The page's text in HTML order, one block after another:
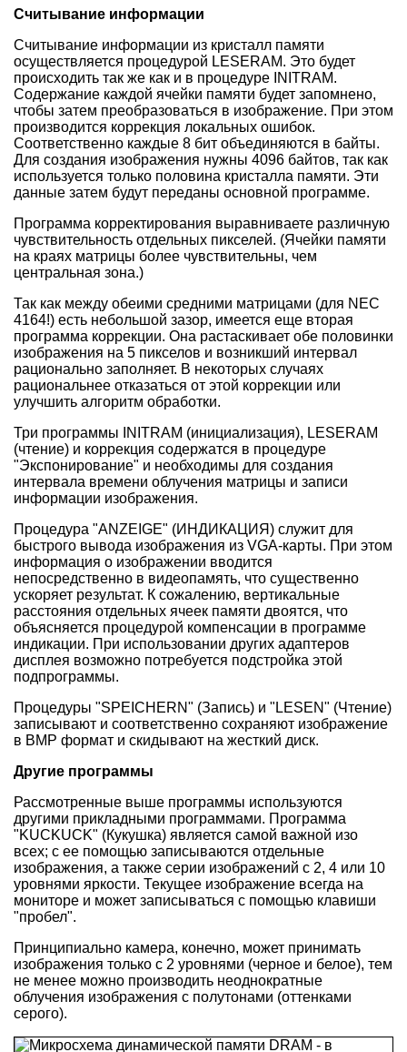
Считывание информации
Считывание информации из кристалл памяти
осуществляется процедурой LESERAM. Это будет
происходить так же как и в процедуре INITRAM.
Содержание каждой ячейки памяти будет запомнено,
чтобы затем преобразоваться в изображение. При этом
производится коррекция локальных ошибок.
Соответственно каждые 8 бит объединяются в байты.
Для создания изображения нужны 4096 байтов, так как
используется только половина кристалла памяти. Эти
данные затем будут переданы основной программе.
Программа корректирования выравниваете различную
чувствительность отдельных пикселей. (Ячейки памяти
на краях матрицы более чувствительны, чем
центральная зона.)
Так как между обеими средними матрицами (для NEC
4164!) есть небольшой зазор, имеется ещe вторая
программа коррекции. Она растаскивает обе половинки
изображения на 5 пикселов и возникший интервал
рационально заполняет. В некоторых случаях
рациональнее отказаться от этой коррекции или
улучшить алгоритм обработки.
Три программы INITRAM (инициализация), LESERAM
(чтение) и коррекция содержатся в процедуре
"Экспонирование" и необходимы для создания
интервала времени облучения матрицы и записи
информации изображения.
Процедура "ANZEIGE" (ИНДИКАЦИЯ) служит для
быстрого вывода изображения из VGA-карты. При этом
информация о изображении вводится
непосредственно в видеопамять, что существенно
ускоряет результат. К сожалению, вертикальные
расстояния отдельных ячеек памяти двоятся, что
объясняется процедурой компенсации в программе
индикации. При использовании других адаптеров
дисплея возможно потребуется подстройка этой
подпрограммы.
Процедуры "SPEICHERN" (Запись) и "LESEN" (Чтение)
записывают и соответственно сохраняют изображение
в BMP формат и скидывают на жесткий диск.
Другие программы
Рассмотренные выше программы используются
другими прикладными программами. Программа
"KUCKUCK" (Кукушка) является самой важной изо
всех; с ее помощью записываются отдельные
изображения, а также серии изображений с 2, 4 или 10
уровнями яркости. Текущее изображение всегда на
мониторе и может записываться с помощью клавиши
"пробел".
Принципиально камера, конечно, может принимать
изображения только с 2 уровнями (черное и белое), тем
не менее можно производить неоднократные
облучения изображения с полутонами (оттенками
серого).